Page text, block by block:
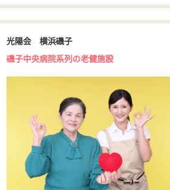
光陽会 横浜磯子
磯子中央病院系列の老健施設